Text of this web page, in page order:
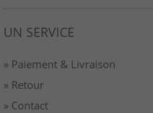
UN SERVICE
» Paiement & Livraison
» Retour
» Contact